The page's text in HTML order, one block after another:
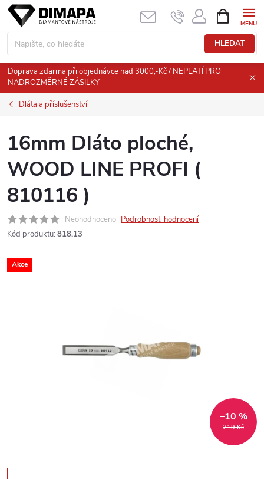
Přejít
obsah
HLEDAT
NÁKUPNÍ
KOŠÍK
Doprava zdarma při objednávce nad 3000,-Kč / NEPLATÍ PRO
NADROZMĚRNÉ ZÁSILKY
Dláta a příslušenství
16mm Dláto ploché,
WOOD LINE PROFI (
810116 )
Neohodnoceno Podrobnosti hodnocení
Kód produktu: 818.13
Akce
219 Kč
–10 %